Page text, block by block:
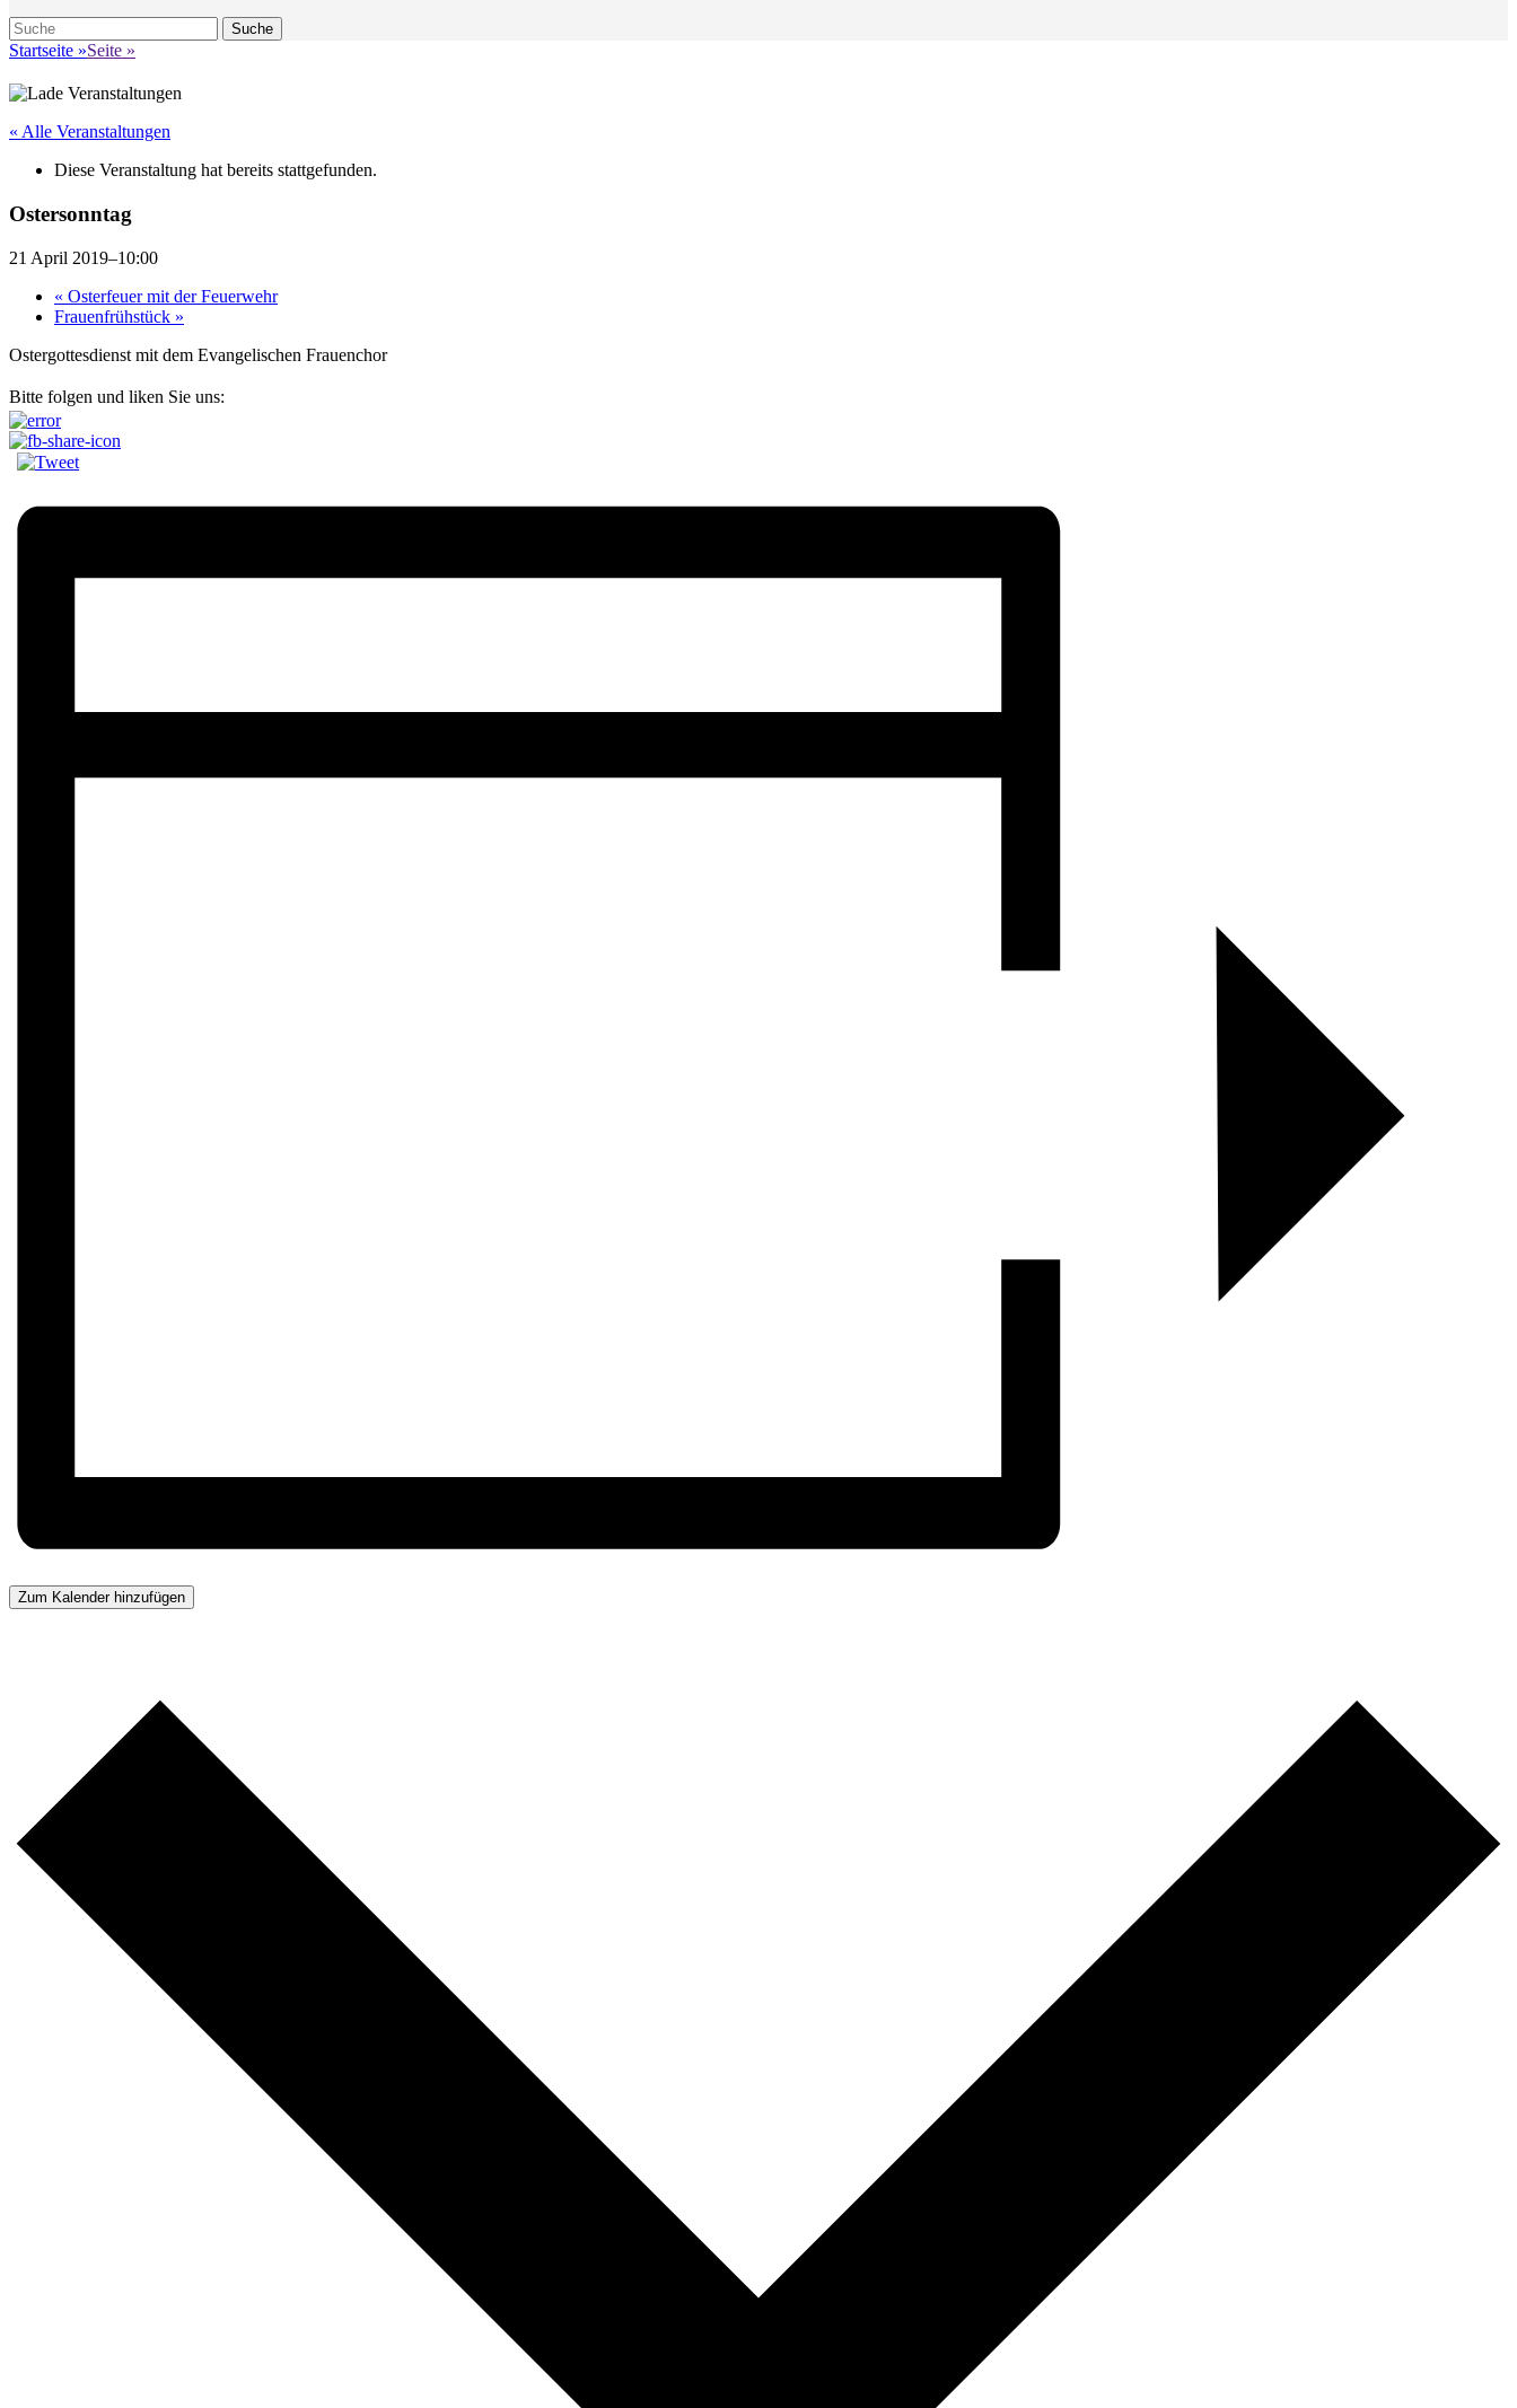
Suche
Suche
nach:
Startseite »Seite »
« Alle Veranstaltungen
Diese Veranstaltung hat bereits stattgefunden.
Ostersonntag
21 April 2019–10:00
« Osterfeuer mit der Feuerwehr
Frauenfrühstück »
Ostergottesdienst mit dem Evangelischen Frauenchor
Bitte folgen und liken Sie uns:
Zum Kalender hinzufügen